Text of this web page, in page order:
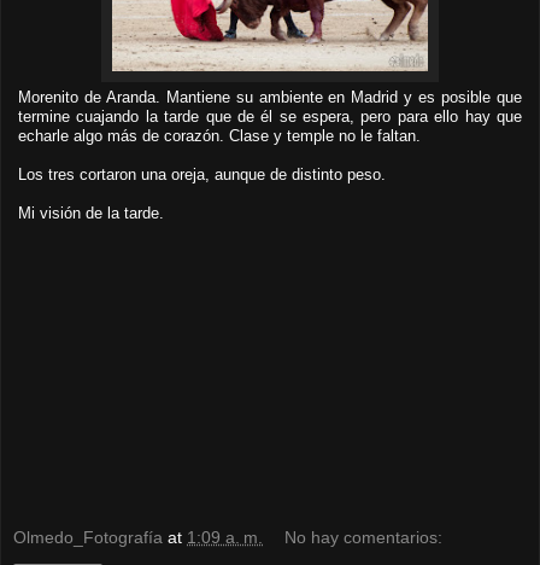
Morenito de Aranda. Mantiene su ambiente en Madrid y es posible que
termine cuajando la tarde que de él se espera, pero para ello hay que
echarle algo más de corazón. Clase y temple no le faltan.
Los tres cortaron una oreja, aunque de distinto peso.
Mi visión de la tarde.
Olmedo_Fotografía at 1:09 a. m. No hay comentarios: